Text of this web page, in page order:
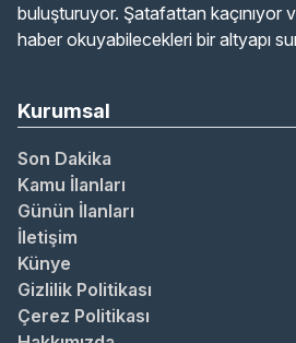
buluşturuyor. Şatafattan kaçınıyor
haber okuyabilecekleri bir altyapı
Kurumsal
Son Dakika
Kamu İlanları
Günün İlanları
İletişim
Künye
Gizlilik Politikası
Çerez Politikası